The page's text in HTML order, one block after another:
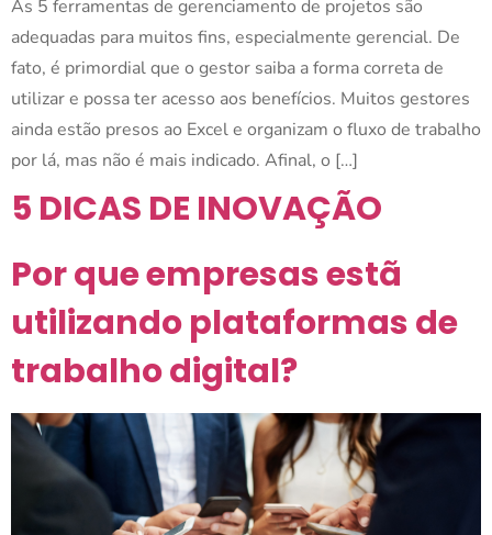
As 5 ferramentas de gerenciamento de projetos são
adequadas para muitos fins, especialmente gerencial. De
fato, é primordial que o gestor saiba a forma correta de
utilizar e possa ter acesso aos benefícios. Muitos gestores
ainda estão presos ao Excel e organizam o fluxo de trabalho
por lá, mas não é mais indicado. Afinal, o […]
5 DICAS DE INOVAÇÃO
Por que empresas estã
utilizando plataformas de
trabalho digital?